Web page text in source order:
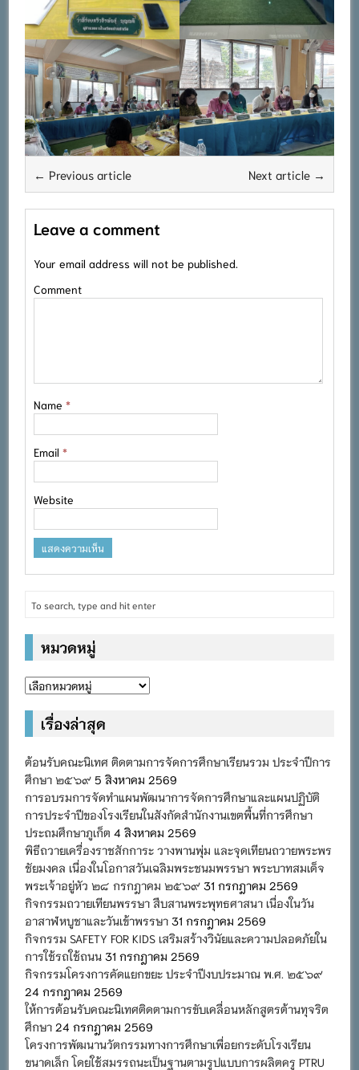
← Previous article Next article →
Leave a comment
Your email address will not be published.
Comment
Name*
Email*
Website
หมวดหมู่
หมวด
เรื่องล่าสุด
ต้อนรับคณะนิเทศ ติดตามการจัดการศึกษาเรียนรวม ประจำปีการ
ศึกษา ๒๕๖๙ 5 สิงหาคม 2569
การอบรมการจัดทำแผนพัฒนาการจัดการศึกษาและแผนปฏิบัติ
การประจำปีของโรงเรียนในสังกัดสำนักงานเขตพื้นที่การศึกษา
ประถมศึกษาภูเก็ต 4 สิงหาคม 2569
พิธีถวายเครื่องราชสักการะ วางพานพุ่ม และจุดเทียนถวายพระพร
ชัยมงคล เนื่องในโอกาสวันเฉลิมพระชนมพรรษา พระบาทสมเด็จ
พระเจ้าอยู่หัว ๒๘ กรกฎาคม ๒๕๖๙ 31 กรกฎาคม 2569
กิจกรรมถวายเทียนพรรษา สืบสานพระพุทธศาสนา เนื่องในวัน
อาสาฬหบูชาและวันเข้าพรรษา 31 กรกฎาคม 2569
กิจกรรม SAFETY FOR KIDS เสริมสร้างวินัยและความปลอดภัยใน
การใช้รถใช้ถนน 31 กรกฎาคม 2569
กิจกรรมโครงการคัดแยกขยะ ประจำปีงบประมาณ พ.ศ. ๒๕๖๙
24 กรกฎาคม 2569
ให้การต้อนรับคณะนิเทศติดตามการขับเคลื่อนหลักสูตรต้านทุจริต
ศึกษา 24 กรกฎาคม 2569
โครงการพัฒนานวัตกรรมทางการศึกษาเพื่อยกระดับโรงเรียน
ขนาดเล็ก โดยใช้สมรรถนะเป็นฐานตามรูปแบบการผลิตครู PTRU